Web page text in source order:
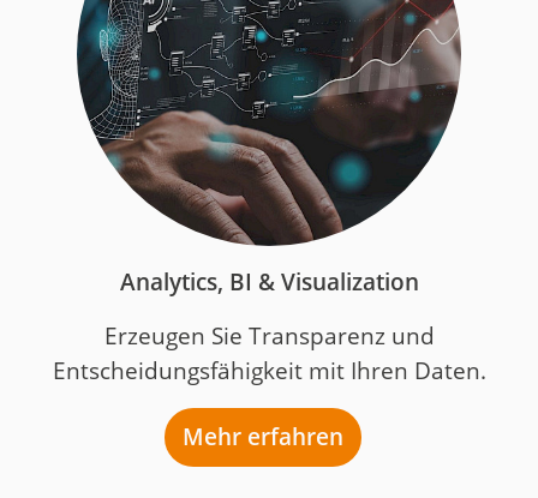
Analytics, BI & Visualization
Erzeugen Sie Transparenz und
Entscheidungsfähigkeit mit Ihren Daten.
Mehr erfahren